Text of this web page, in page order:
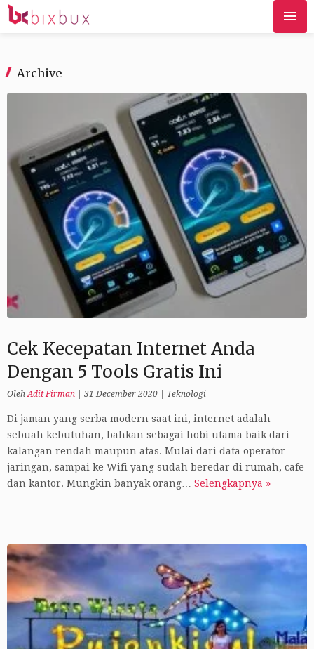
Archive
Cek Kecepatan Internet Anda
Dengan 5 Tools Gratis Ini
OlehAdit Firman 31 December 2020 Teknologi
Di jaman yang serba modern saat ini, internet adalah
sebuah kebutuhan, bahkan sebagai hobi utama baik dari
kalangan rendah maupun atas. Mulai dari data operator
jaringan, sampai ke Wifi yang sudah beredar di rumah, cafe
dan kantor. Mungkin banyak orang… Selengkapnya »